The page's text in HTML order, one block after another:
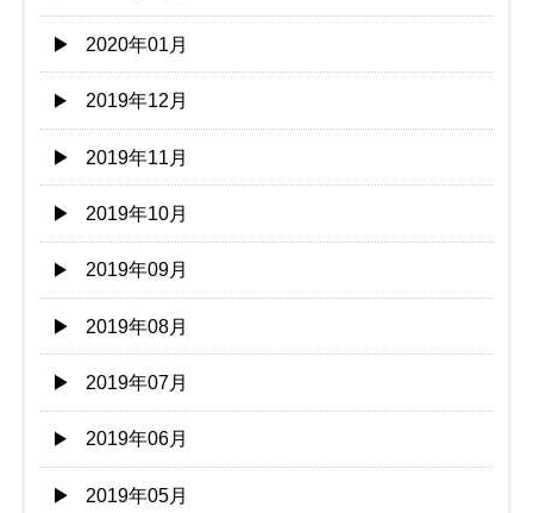
2020年01月
2019年12月
2019年11月
2019年10月
2019年09月
2019年08月
2019年07月
2019年06月
2019年05月